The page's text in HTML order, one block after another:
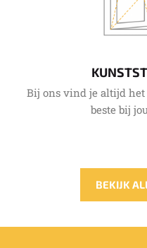
Bij ons vind je altijd
beste bij
BEKIJK